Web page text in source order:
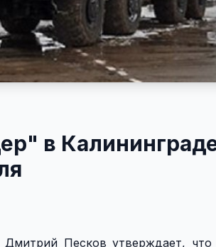
в
Песков утверждает, что